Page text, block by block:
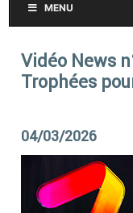
MENU
Vidéo News
Trophées
04/03/2026